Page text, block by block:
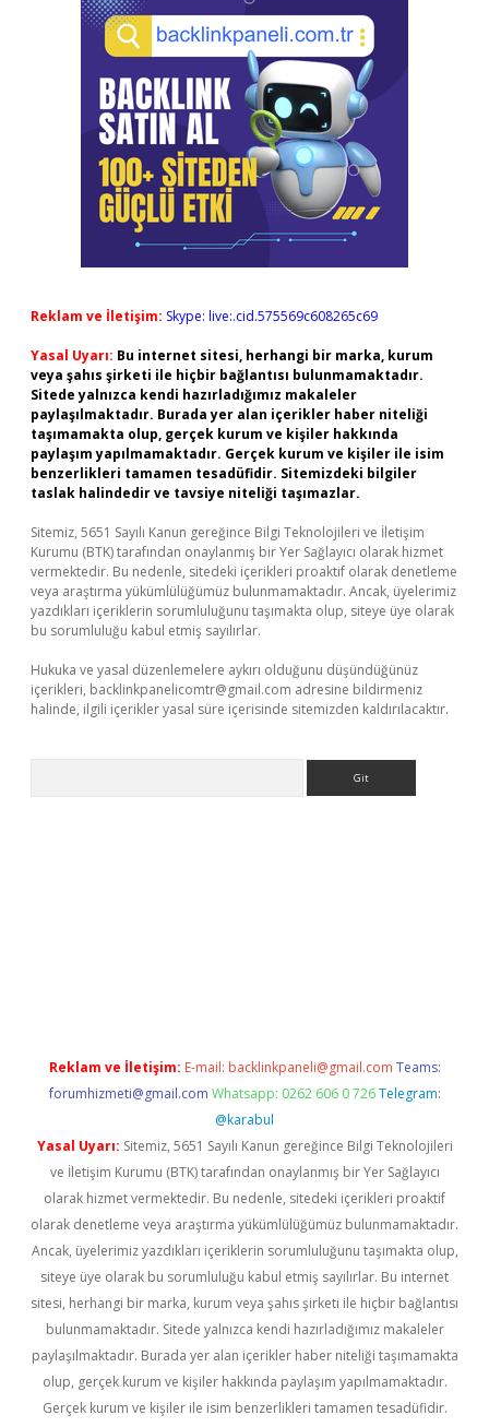
Reklam ve İletişim: Skype: live:.cid.575569c608265c69
Yasal Uyarı: Bu internet sitesi, herhangi bir marka, kurum
veya şahıs şirketi ile hiçbir bağlantısı bulunmamaktadır.
Sitede yalnızca kendi hazırladığımız makaleler
paylaşılmaktadır. Burada yer alan içerikler haber niteliği
taşımamakta olup, gerçek kurum ve kişiler hakkında
paylaşım yapılmamaktadır. Gerçek kurum ve kişiler ile isim
benzerlikleri tamamen tesadüfidir. Sitemizdeki bilgiler
taslak halindedir ve tavsiye niteliği taşımazlar.
Sitemiz, 5651 Sayılı Kanun gereğince Bilgi Teknolojileri ve İletişim
Kurumu (BTK) tarafından onaylanmış bir Yer Sağlayıcı olarak hizmet
vermektedir. Bu nedenle, sitedeki içerikleri proaktif olarak denetleme
veya araştırma yükümlülüğümüz bulunmamaktadır. Ancak, üyelerimiz
yazdıkları içeriklerin sorumluluğunu taşımakta olup, siteye üye olarak
bu sorumluluğu kabul etmiş sayılırlar.
Hukuka ve yasal düzenlemelere aykırı olduğunu düşündüğünüz
içerikleri, backlinkpanelicomtr@gmail.com adresine bildirmeniz
halinde, ilgili içerikler yasal süre içerisinde sitemizden kaldırılacaktır.
Reklam ve İletişim: E-mail: backlinkpaneli@gmail.com Teams:
forumhizmeti@gmail.com Whatsapp: 0262 606 0 726 Telegram:
@karabul
Yasal Uyarı: Sitemiz, 5651 Sayılı Kanun gereğince Bilgi Teknolojileri
ve İletişim Kurumu (BTK) tarafından onaylanmış bir Yer Sağlayıcı
olarak hizmet vermektedir. Bu nedenle, sitedeki içerikleri proaktif
olarak denetleme veya araştırma yükümlülüğümüz bulunmamaktadır.
Ancak, üyelerimiz yazdıkları içeriklerin sorumluluğunu taşımakta olup,
siteye üye olarak bu sorumluluğu kabul etmiş sayılırlar. Bu internet
sitesi, herhangi bir marka, kurum veya şahıs şirketi ile hiçbir bağlantısı
bulunmamaktadır. Sitede yalnızca kendi hazırladığımız makaleler
paylaşılmaktadır. Burada yer alan içerikler haber niteliği taşımamakta
olup, gerçek kurum ve kişiler hakkında paylaşım yapılmamaktadır.
Gerçek kurum ve kişiler ile isim benzerlikleri tamamen tesadüfidir.